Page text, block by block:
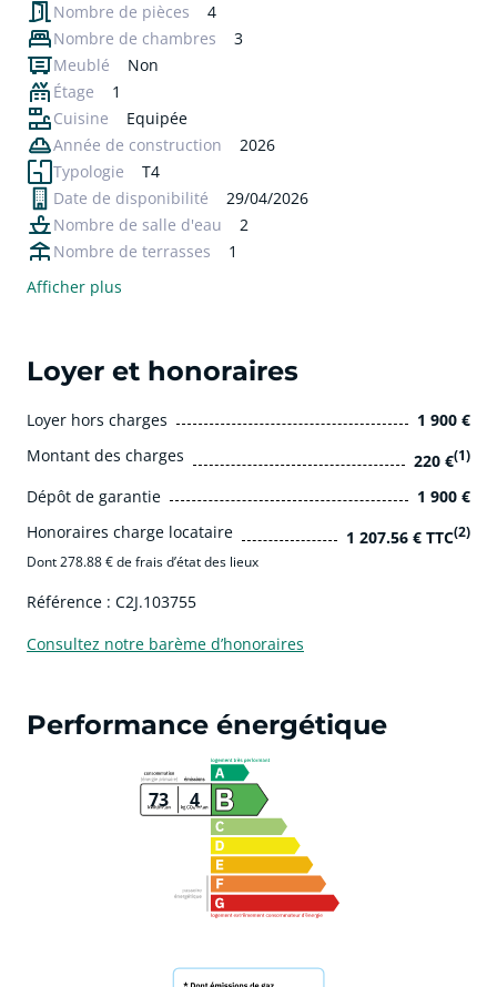
Nombre de pièces
4
Nombre de chambres
3
Meublé
Non
Étage
1
Cuisine
Equipée
Année de construction
2026
Typologie
T4
Date de disponibilité
29/04/2026
Nombre de salle d'eau
2
Nombre de terrasses
1
Afficher plus
Loyer et honoraires
Loyer hors charges
1 900 €
Montant des charges
220 €(1)
Dépôt de garantie
1 900 €
Honoraires charge locataire
1 207.56 € TTC(2)
Dont 278.88 € de frais d’état des lieux
Référence : C2J.103755
Consultez notre barème d’honoraires
Performance énergétique
73 4